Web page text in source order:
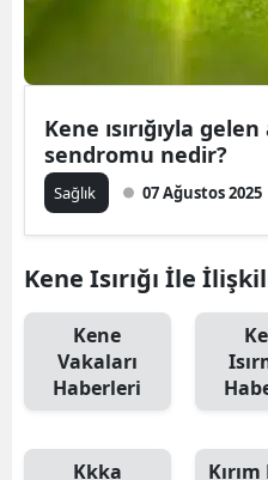
Kene ısırığıyla
sendromu nedir?
Sağlık 07 Ağustos 2025
Kene Isırığı İle
Kene
Vakaları
Haberleri
Kkka